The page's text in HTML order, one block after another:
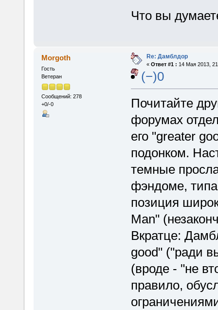
Что вы
Morgoth
Гость
Ветеран
Сообщений: 278
+0/-0
Re: Дамблдор
« Ответ #1 : 14 Мая 2013,
(−)0
Почитайте
форумах
его "greater
подонком.
темные
фэндоме, типа
позиция
Man"
Вкратце:
good" ("ради
(вроде - "не
правило,